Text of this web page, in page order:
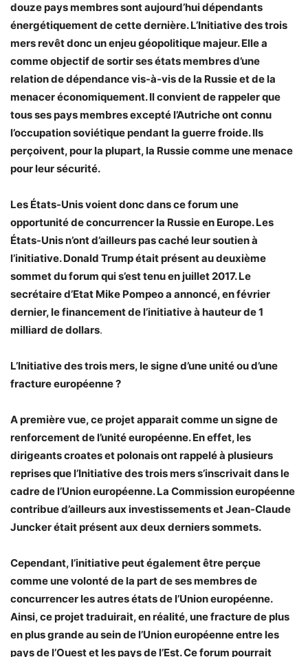
douze pays membres sont aujourd’hui dépendants
énergétiquement de cette dernière. L’Initiative des trois
mers revêt donc un enjeu géopolitique majeur. Elle a
comme objectif de sortir ses états membres d’une
relation de dépendance vis-à-vis de la Russie et de la
menacer économiquement. Il convient de rappeler que
tous ses pays membres excepté l’Autriche ont connu
l’occupation soviétique pendant la guerre froide. Ils
perçoivent, pour la plupart, la Russie comme une menace
pour leur sécurité.
Les États-Unis voient donc dans ce forum une
opportunité de concurrencer la Russie en Europe. Les
États-Unis n’ont d’ailleurs pas caché leur soutien à
l’initiative. Donald Trump était présent au deuxième
sommet du forum qui s’est tenu en juillet 2017. Le
secrétaire d’Etat Mike Pompeo a annoncé, en février
dernier, le financement de l’initiative à hauteur de 1
milliard de dollars.
L’Initiative des trois mers, le signe d’une unité ou d’une
fracture européenne ?
A première vue, ce projet apparait comme un signe de
renforcement de l’unité européenne. En effet, les
dirigeants croates et polonais ont rappelé à plusieurs
reprises que l’Initiative des trois mers s’inscrivait dans le
cadre de l’Union européenne. La Commission européenne
contribue d’ailleurs aux investissements et Jean-Claude
Juncker était présent aux deux derniers sommets.
Cependant, l’initiative peut également être perçue
comme une volonté de la part de ses membres de
concurrencer les autres états de l’Union européenne.
Ainsi, ce projet traduirait, en réalité, une fracture de plus
en plus grande au sein de l’Union européenne entre les
pays de l’Ouest et les pays de l’Est. Ce forum pourrait